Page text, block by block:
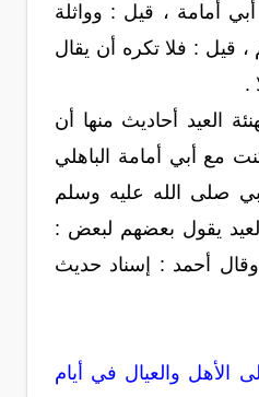
أمامة ، قيل : وواثلة
قيل : فلا تكره أن يقال
.
العيد أحاديث منها أن
مع أبي أمامة الباهلي
صلى الله عليه وسلم
يقول بعضهم لبعض :
وقال أحمد : إسناد حديث
الأهل والعيال في أيام